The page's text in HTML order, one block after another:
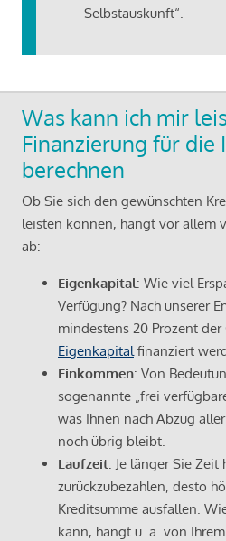
Selbstauskunft“.
Was kann ich mir
Finanzierung für die
berechnen
Ob Sie sich den gewünschten
leisten können, hängt vor allem
ab:
Eigenkapital: Wie viel
Verfügung? Nach unserer
mindestens 20 Prozent
Eigenkapital finanziert
Einkommen: Von
sogenannte „frei
was Ihnen nach Abzug
noch übrig bleibt.
Laufzeit: Je länger Sie
zurückzubezahlen, desto
Kreditsumme ausfallen.
kann, hängt u. a. von